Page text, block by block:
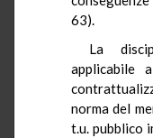
63).
La
applicabile
norma del
t.u. pubblico